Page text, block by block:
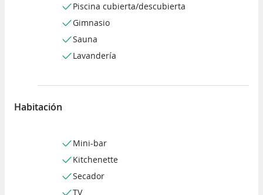
Piscina cubierta/descubierta
Gimnasio
Sauna
Lavandería
Habitación
Mini-bar
Kitchenette
Secador
TV